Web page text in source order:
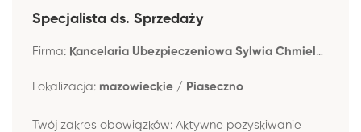
Specjalista ds. Sprzedaży
Firma: Kancelaria Ubezpieczeniowa Sylwia Chmielewska-Okab
Lokalizacja: mazowieckie / Piaseczno
Twój zakres obowiązków: Aktywne pozyskiwanie